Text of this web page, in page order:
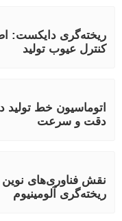
ریخته‌گری دایکست:
کنترل عیوب تولید
اتوماسیون خط تولید
دقت و سرعت
نقش فناوری‌های نوین
ریخته‌گری آلومینیوم